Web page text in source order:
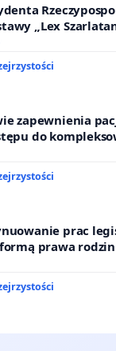
„Lex
zapewnienia
do
profilaktycznych.
prac
prawa